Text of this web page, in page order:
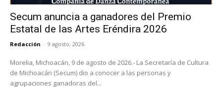
Secum anuncia a ganadores del Premio
Estatal de las Artes Eréndira 2026
Redacción - 9 agosto, 2026
Morelia, Michoacán, 9 de agosto de 2026.- La Secretaría de Cultura
de Michoacán (Secum) dio a conocer a las personas y
agrupaciones ganadoras del...